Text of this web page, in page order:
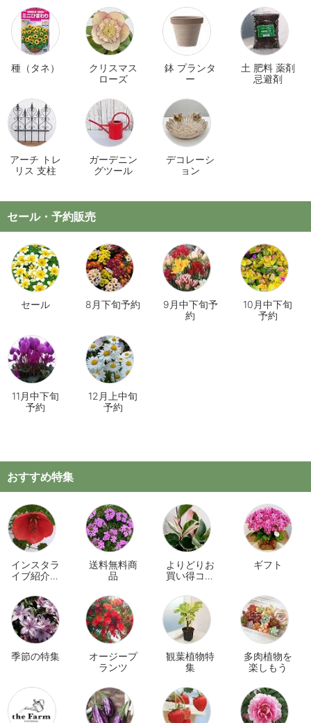
種（タネ）
クリスマス
ローズ
鉢 プランタ
ー
土 肥料 薬剤
忌避剤
アーチ トレ
リス 支柱
ガーデニン
グツール
デコレーシ
ョン
セール・予約販売
セール 8月下旬予約
9月中下旬予
約
10月中下旬
予約
11月中下旬
予約
12月上中旬
予約
おすすめ特集
インスタラ
イブ紹介商
送料無料商
品
よりどりお
買い得コー
ギフト
季節の特集
オージープ
ランツ
観葉植物特
集
多肉植物を
楽しもう